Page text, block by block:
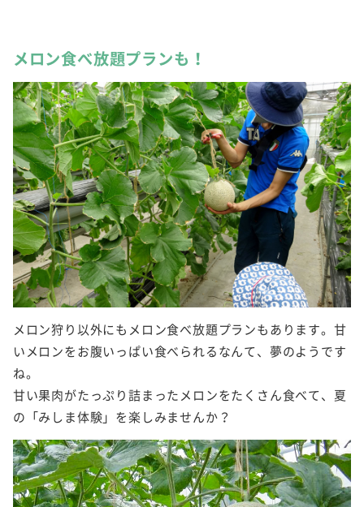
メロン食べ放題プランも！
メロン狩り以外にもメロン食べ放題プランもあります。甘
いメロンをお腹いっぱい食べられるなんて、夢のようです
ね。
甘い果肉がたっぷり詰まったメロンをたくさん食べて、夏
の「みしま体験」を楽しみませんか？